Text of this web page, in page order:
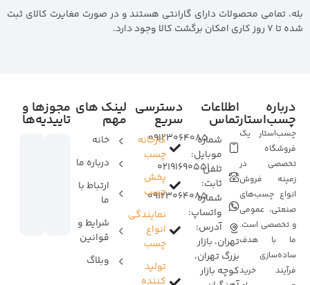
بله، تمامی محصولات دارای گارانتی هستند و در صورت مغایرت کالای ثبت
شده تا ۷ روز کاری امکان برگشت کالا وجود دارد.
درباره
چسب‌استار
چسب‌استار یک
فروشگاه
تخصصی در
زمینه فروش
انواع چسب‌های
صنعتی، عمومی
و تخصصی است.
ما با هدف
ساده‌سازی
فرآیند خرید
اطلاعات
تماس
شماره
موبایل:
09123064085
تلفن
ثابت:
02191690551
شماره
واتساپ:
09123064085
آدرس:
تهران، بازار
بزرگ تهران،
کوچه بازار
دسترسی
سریع
کارخانه
چسب
پخش
چسب
نمایندگی
انواع
چسب
تولید
کننده
لینک های
مهم
خانه
درباره ما
ارتباط با
ما
شرایط و
قوانین
وبلاگ
مجوزها و
تاییدیه‌ها